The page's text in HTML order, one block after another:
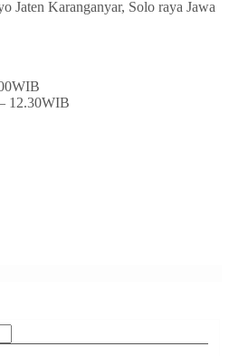
Jaten Karanganyar, Solo raya Jawa
12.30WIB